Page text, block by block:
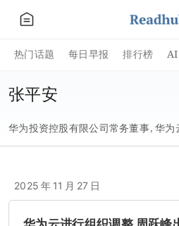
热门话题 每日早报 排行榜 AI
张平安
华为投资控股有限公司常务董事，华为
2025 年 11 月 27 日
华为云进行组织调整 周跃峰